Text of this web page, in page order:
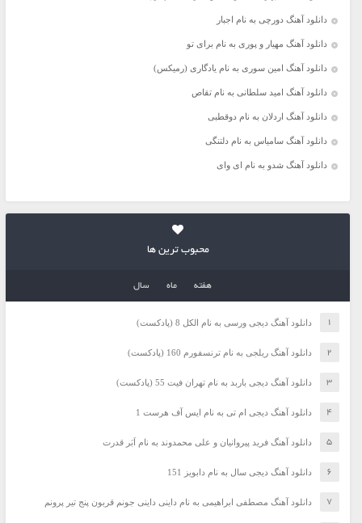
دانلود آهنگ دورچی به نام اجبار
دانلود آهنگ مهیار و پوری به نام برای تو
دانلود آهنگ امین سوری به نام یادگاری (رمیکس)
دانلود آهنگ امید سلطانی به نام تقاص
دانلود آهنگ اردلان به نام دوقطبی
دانلود آهنگ سامیاس به نام دلتنگی
دانلود آهنگ شدو به نام ای وای
محبوب ترین ها
هفته ماه سال
دانلود آهنگ دیجی ورسی به نام الکل 8 (پادکست)
دانلود آهنگ ریلجی به نام ترنسفورم 160 (پادکست)
دانلود آهنگ دیجی باربد به نام تهران فیت 55 (پادکست)
دانلود آهنگ دیجی ام تی به نام ایس آف هرست 1
دانلود آهنگ فرید پیروانیان و علی محمدوند به نام اَبَر قدرت
دانلود آهنگ دیجی سال به نام دابویز 151
دانلود آهنگ مصطفی ابراهیمی به نام داینی داینی جونم قربون پنج تیر پرونم